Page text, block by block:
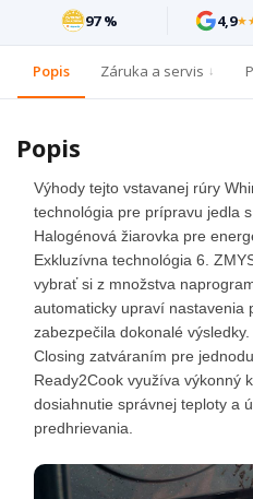
97 % 4,9
Popis Záruka a servis
Popis
Výhody tejto vstavanej rúry
technológia pre prípravu jedla
Halogénová žiarovka pre
Exkluzívna technológia 6.
vybrať si z množstva
automaticky upraví nastavenia
zabezpečila dokonalé
Closing zatváraním pre
Ready2Cook využíva výkonný
dosiahnutie správnej teploty a
predhrievania.